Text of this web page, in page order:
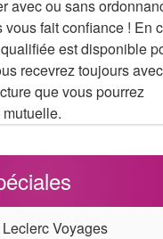
avec ou sans
fait confiance ! En
est disponible
recevrez toujours
que vous pourrez
Voyages